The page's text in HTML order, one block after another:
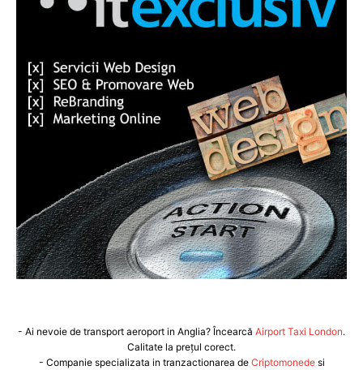
- Ai nevoie de transport aeroport in Anglia? Încearcă Airport Taxi London.
Calitate la prețul corect.
- Companie specializata in tranzactionarea de Criptomonedesi